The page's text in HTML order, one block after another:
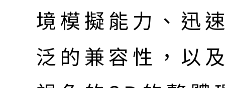
境模擬能力、迅
泛的兼容性，以